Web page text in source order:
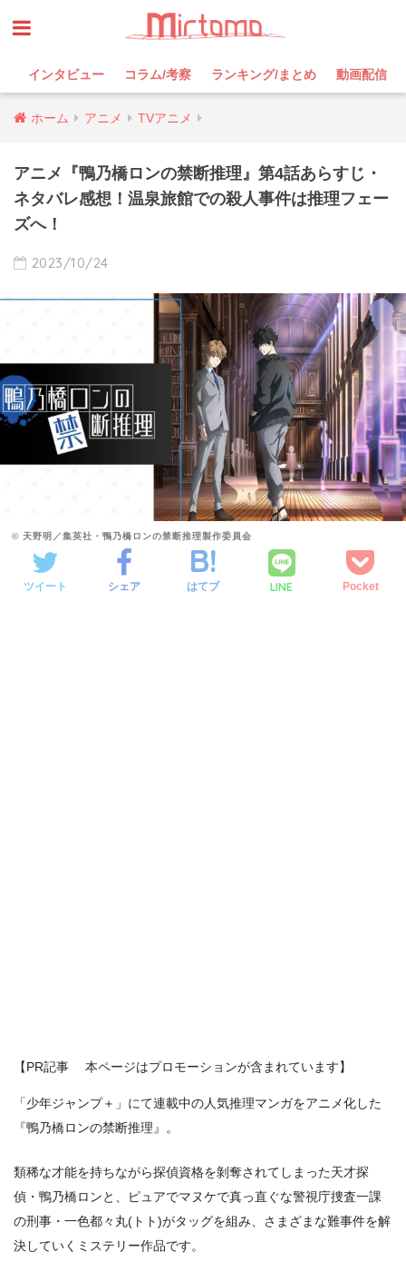
インタビュー コラム/考察 ランキング/まとめ 動画配信
ホーム アニメ TVアニメ
アニメ『鴨乃橋ロンの禁断推理』第4話あらすじ・
ネタバレ感想！温泉旅館での殺人事件は推理フェー
ズへ！
2023/10/24
© 天野明／集英社・鴨乃橋ロンの禁断推理製作委員会
ツイート シェア はてブ LINE Pocket
【PR記事 本ページはプロモーションが含まれています】
「少年ジャンプ＋」にて連載中の人気推理マンガをアニメ化した
『鴨乃橋ロンの禁断推理』。
類稀な才能を持ちながら探偵資格を剝奪されてしまった天才探
偵・鴨乃橋ロンと、ピュアでマヌケで真っ直ぐな警視庁捜査一課
の刑事・一色都々丸(トト)がタッグを組み、さまざまな難事件を解
決していくミステリー作品です。